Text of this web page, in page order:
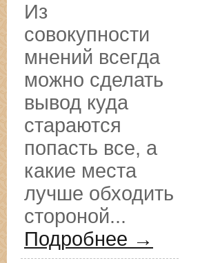
Из
совокупности
мнений всегда
можно сделать
вывод куда
стараются
попасть все, а
какие места
лучше обходить
стороной...
Подробнее →